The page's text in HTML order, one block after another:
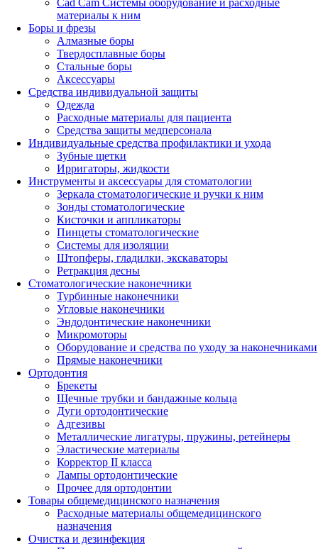
материалы к ним
Боры и фрезы
Алмазные боры
Твердосплавные боры
Стальные боры
Аксессуары
Средства индивидуальной защиты
Одежда
Расходные материалы для пациента
Средства защиты медперсонала
Индивидуальные средства профилактики и ухода
Зубные щетки
Ирригаторы, жидкости
Инструменты и аксессуары для стоматологии
Зеркала стоматологические и ручки к ним
Зонды стоматологические
Кисточки и аппликаторы
Пинцеты стоматологические
Системы для изоляции
Штопферы, гладилки, экскаваторы
Ретракция десны
Стоматологические наконечники
Турбинные наконечники
Угловые наконечники
Эндодонтические наконечники
Микромоторы
Оборудование и средства по уходу за наконечниками
Прямые наконечники
Ортодонтия
Брекеты
Щечные трубки и бандажные кольца
Дуги ортодонтические
Адгезивы
Металлические лигатуры, пружины, ретейнеры
Эластические материалы
Корректор II класса
Лампы ортодонтические
Прочее для ортодонтии
Товары общемедицинского назначения
Расходные материалы общемедицинского
назначения
Очистка и дезинфекция